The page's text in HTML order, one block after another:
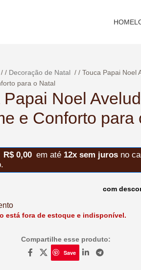
HOME
/ Decoração de Natal /
Touca Papai Noel
para o Natal
Papai Noel
e Conforto para
R$0,00 em até 12x sem jurosno
com
está fora de estoque e indisponível.
Compartilhe esse produto:
Save